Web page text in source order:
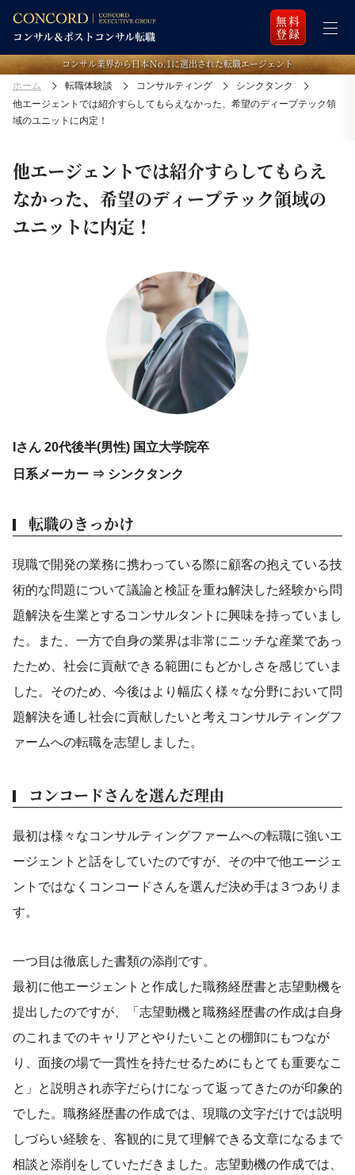
無料
登録
コンサル業界から日本Ｎo.1に選出された転職エージェント
ホーム 転職体験談 コンサルティング
シンクタンク
他エージェントでは紹介すらしてもらえなかった、希望のディープテック領
域のユニットに内定！
他エージェントでは紹介すらしてもらえ
なかった、希望のディープテック領域の
ユニットに内定！
Iさん 20代後半(男性) 国立大学院卒
日系メーカー ⇒ シンクタンク
転職のきっかけ
現職で開発の業務に携わっている際に顧客の抱えている技
術的な問題について議論と検証を重ね解決した経験から問
題解決を生業とするコンサルタントに興味を持っていまし
た。また、一方で自身の業界は非常にニッチな産業であっ
たため、社会に貢献できる範囲にもどかしさを感じていま
した。そのため、今後はより幅広く様々な分野において問
題解決を通し社会に貢献したいと考えコンサルティングフ
ァームへの転職を志望しました。
コンコードさんを選んだ理由
最初は様々なコンサルティングファームへの転職に強いエ
ージェントと話をしていたのですが、その中で他エージェ
ントではなくコンコードさんを選んだ決め手は３つありま
す。
一つ目は徹底した書類の添削です。
最初に他エージェントと作成した職務経歴書と志望動機を
提出したのですが、「志望動機と職務経歴書の作成は自身
のこれまでのキャリアとやりたいことの棚卸にもつなが
り、面接の場で一貫性を持たせるためにもとても重要なこ
と」と説明され赤字だらけになって返ってきたのが印象的
でした。職務経歴書の作成では、現職の文字だけでは説明
しづらい経験を、客観的に見て理解できる文章になるまで
相談と添削をしていただきました。志望動機の作成では、